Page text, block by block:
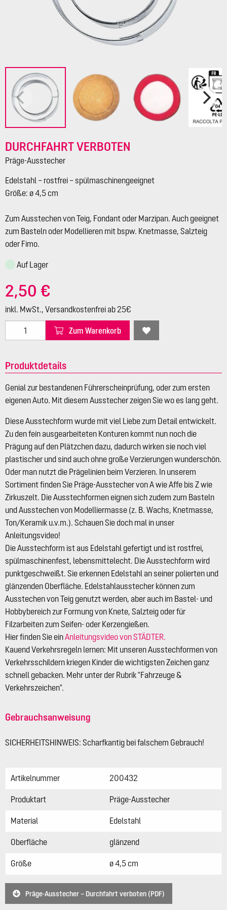
DURCHFAHRT VERBOTEN
Präge-Ausstecher
Edelstahl – rostfrei – spülmaschinengeeignet
Größe: ø 4,5 cm
Zum Ausstechen von Teig, Fondant oder Marzipan. Auch geeignet
zum Basteln oder Modellieren mit bspw. Knetmasse, Salzteig
oder Fimo.
Auf Lager
2,50 €
inkl. MwSt., Versandkostenfrei ab 25€
Zum Warenkorb
Produktdetails
Genial zur bestandenen Führerscheinprüfung, oder zum ersten
eigenen Auto. Mit diesem Ausstecher zeigen Sie wo es lang geht.
Diese Ausstechform wurde mit viel Liebe zum Detail entwickelt.
Zu den fein ausgearbeiteten Konturen kommt nun noch die
Prägung auf den Plätzchen dazu, dadurch wirken sie noch viel
plastischer und sind auch ohne große Verzierungen wunderschön.
Oder man nutzt die Prägelinien beim Verzieren. In unserem
Sortiment finden Sie Präge-Ausstecher von A wie Affe bis Z wie
Zirkuszelt. Die Ausstechformen eignen sich zudem zum Basteln
und Ausstechen von Modelliermasse (z. B. Wachs, Knetmasse,
Ton/Keramik u.v.m.). Schauen Sie doch mal in unser
Anleitungsvideo!
Die Ausstechform ist aus Edelstahl gefertigt und ist rostfrei,
spülmaschinenfest, lebensmittelecht. Die Ausstechform wird
punktgeschweißt. Sie erkennen Edelstahl an seiner polierten und
glänzenden Oberfläche. Edelstahlausstecher können zum
Ausstechen von Teig genutzt werden, aber auch im Bastel- und
Hobbybereich zur Formung von Knete, Salzteig oder für
Filzarbeiten zum Seifen- oder Kerzengießen.
Hier finden Sie einAnleitungsvideo von STÄDTER.
Kauend Verkehrsregeln lernen: Mit unseren Ausstechformen von
Verkehrsschildern kriegen Kinder die wichtigsten Zeichen ganz
schnell gebacken. Mehr unter der Rubrik "Fahrzeuge &
Verkehrszeichen".
Gebrauchsanweisung
SICHERHEITSHINWEIS: Scharfkantig bei falschem Gebrauch!
Artikelnummer 200432
Produktart Präge-Ausstecher
Material Edelstahl
Oberfläche glänzend
Größe ø 4,5 cm
Präge-Ausstecher – Durchfahrt verboten (PDF)